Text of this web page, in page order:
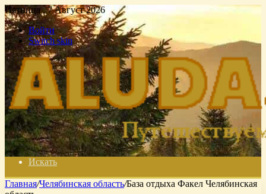
Пятница , 7 Август 2026
Войти
Switch skin
Искать
Главная/Челябинская область/База отдыха Факел Челябинская